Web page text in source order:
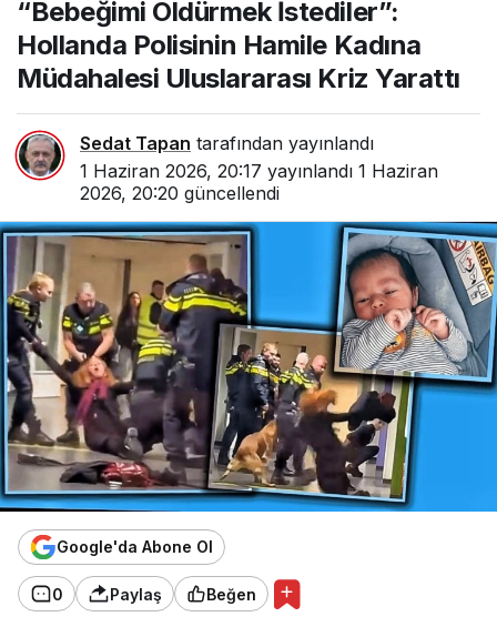
Polisinin Hamile Kadına
Müdahalesi Uluslararası
Kriz Yarattı
“Bebeğimi Öldürmek İstediler”:
Hollanda Polisinin Hamile Kadına
Müdahalesi Uluslararası Kriz Yarattı
Sedat Tapan tarafından yayınlandı
1 Haziran 2026, 20:17 yayınlandı 1 Haziran
2026, 20:20 güncellendi
Google'da Abone Ol
0 Paylaş Beğen